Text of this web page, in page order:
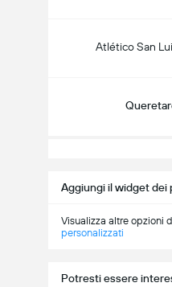
Atlético San
Aggiungi il widget dei
Visualizza altre opzioni
personalizzati
Potresti essere
Numero totale di
Voti totali: